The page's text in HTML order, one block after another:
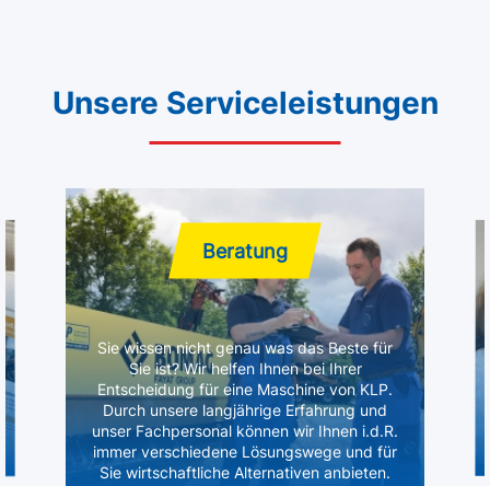
Unsere Serviceleistungen
Beratung
Sie wissen nicht genau was das Beste für
Sie ist? Wir helfen Ihnen bei Ihrer
Entscheidung für eine Maschine von KLP.
Durch unsere langjährige Erfahrung und
unser Fachpersonal können wir Ihnen i.d.R.
immer verschiedene Lösungswege und für
Sie wirtschaftliche Alternativen anbieten.